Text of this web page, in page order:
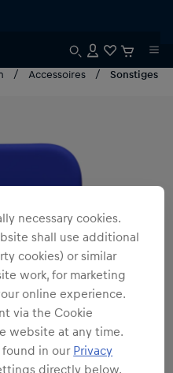
Accessoires Sonstiges
necessary cookies.
shall use additional
cookies) or similar
work, for marketing
online experience.
via the Cookie
website at any time.
in ourPrivacy
directly below.